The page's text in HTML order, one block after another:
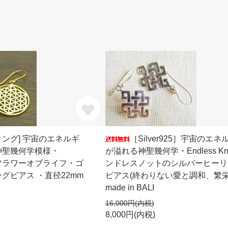
グ] 宇宙のエネルギ
幾何学模様・
ワーオブライフ・ゴ
ピアス ・直径22mm
［Silver925］宇宙のエネ
が溢れる神聖幾何学・Endless
ンドレスノットのシルバーヒー
ピアス(終わりない愛と調和、
made in BALI
16,000円(内税)
8,000円(内税)